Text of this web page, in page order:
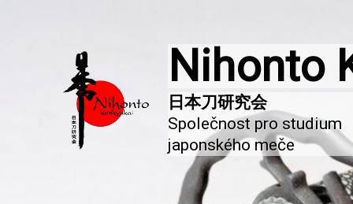
Nihonto
Společnost pro studium
japonského meče